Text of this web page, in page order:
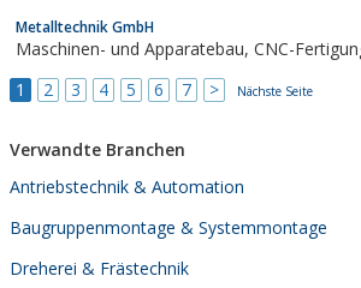
Metalltechnik GmbH
Maschinen- und
1
2 3 4 5 6 7 > Nächste Seite
Verwandte Branchen
Antriebstechnik & Automation
Baugruppenmontage & Systemmontage
Dreherei & Frästechnik